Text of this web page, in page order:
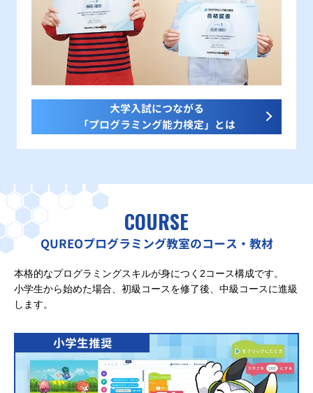
大学入試につながる
「プログラミング能力検定」とは
COURSE
QUREOプログラミング教室のコース・教材
本格的なプログラミングスキルが身につく2コース構成です。
小学生から始めた場合、初級コースを修了後、中級コースに進級
します。
小学生推奨